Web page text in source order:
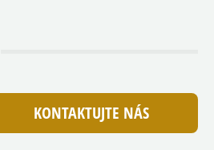
KONTAKTUJTE NÁS